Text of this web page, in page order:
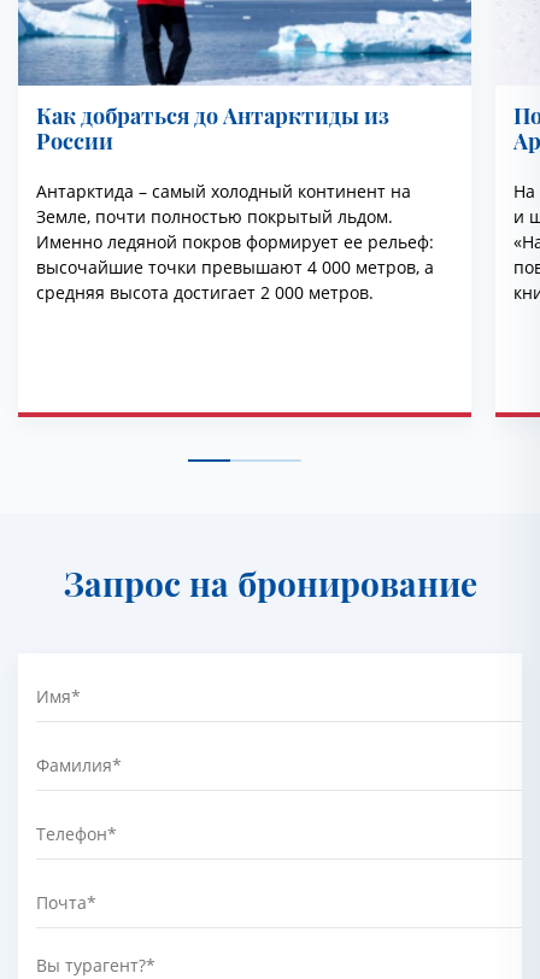
Как добраться до Антарктиды из
России
Антарктида – самый холодный континент на
Земле, почти полностью покрытый льдом.
Именно ледяной покров формирует ее рельеф:
высочайшие точки превышают 4 000 метров, а
средняя высота достигает 2 000 метров.
На
и
Запрос на бронирование
Имя*
Фамилия*
Телефон*
Почта*
Вы турагент?*